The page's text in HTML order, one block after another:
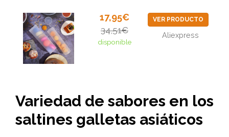
17,95€
34,51€
disponible
VER PRODUCTO
Aliexpress
Variedad de sabores en los
saltines galletas asiáticos